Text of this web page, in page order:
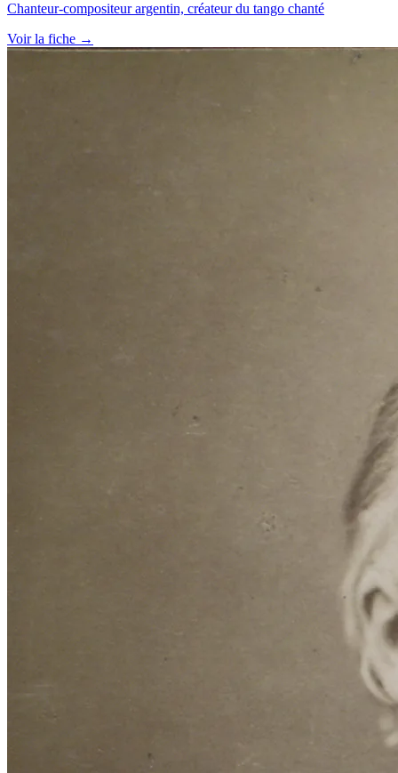
Chanteur-compositeur argentin, créateur du tango chanté
Voir la fiche →